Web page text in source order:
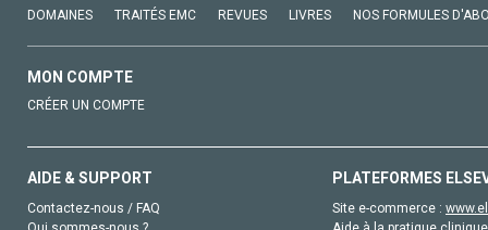
DOMAINES TRAITÉS EMC REVUES LIVRES NOS FORMULES
MON COMPTE
CRÉER UN COMPTE
AIDE & SUPPORT
Contactez-nous / FAQ
PLATEFORMES
Site e-commerce :